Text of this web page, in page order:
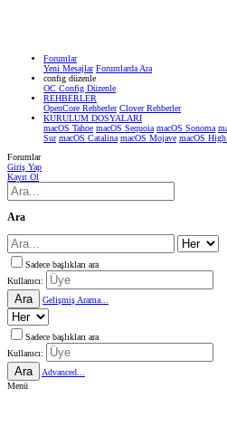
Forumlar
Yeni Mesajlar Forumlarda Ara
confıg düzenle
OC Config Düzenle
REHBERLER
OpenCore Rehberler Clover Rehberler
KURULUM DOSYALARI
macOS Tahoe macOS Sequoia macOS Sonoma
Sur macOS Catalina macOS Mojave macOS
Forumlar
Giriş Yap
Kayıt Ol
Ara
Sadece başlıkları ara
Kullanıcı:
Ara Gelişmiş Arama...
Sadece başlıkları ara
Kullanıcı:
Ara
Advanced...
Menü